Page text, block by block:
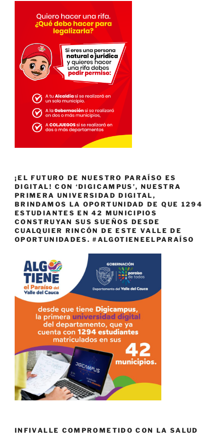
¡EL FUTURO DE NUESTRO PARAÍSO ES
DIGITAL! CON ‘DIGICAMPUS’, NUESTRA
PRIMERA UNIVERSIDAD DIGITAL,
BRINDAMOS LA OPORTUNIDAD DE QUE 1294
ESTUDIANTES EN 42 MUNICIPIOS
CONSTRUYAN SUS SUEÑOS DESDE
CUALQUIER RINCÓN DE ESTE VALLE DE
OPORTUNIDADES. #ALGOTIENEELPARAÍSO
INFIVALLE COMPROMETIDO CON LA SALUD